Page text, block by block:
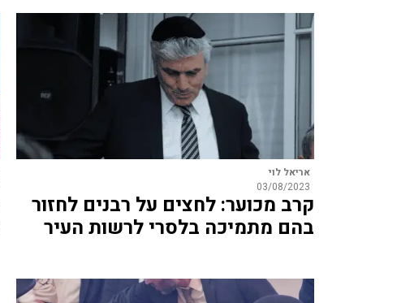
אריאל לוי
03/08/2023
קרב מכוער: לחצים על רבנים לחזור
בהם מתמיכה בלסרי לרשות העיר